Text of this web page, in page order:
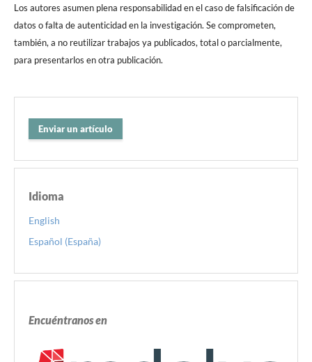
Los autores asumen plena responsabilidad en el caso de falsificación de
datos o falta de autenticidad en la investigación. Se comprometen,
también, a no reutilizar trabajos ya publicados, total o parcialmente,
para presentarlos en otra publicación.
Enviar un artículo
Idioma
English
Español (España)
Encuéntranos en